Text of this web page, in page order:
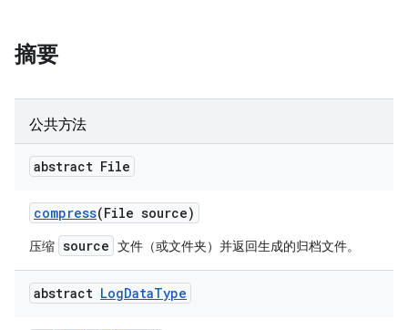
摘要
公共方法
abstract File
compress(File source)
压缩 source 文件（或文件夹）并返回生成的归档文件。
abstract LogDataType